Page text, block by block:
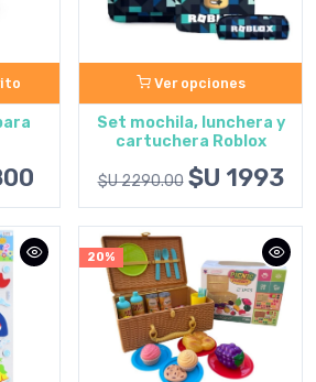
Ver opciones
Set mochila, lunchera y
cartuchera Roblox
$U 2290.00 $U 1993
20%